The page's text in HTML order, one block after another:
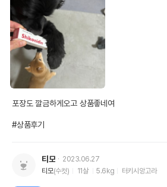
포장도 깔금하게오고 상품좋네여
#상품후기
티모
2023.06.27
티모(수컷) 11살 5.6kg 터키시앙고라